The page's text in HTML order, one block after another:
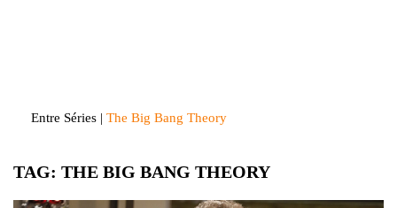
Entre Séries | The Big Bang Theory
TAG: THE BIG BANG THEORY